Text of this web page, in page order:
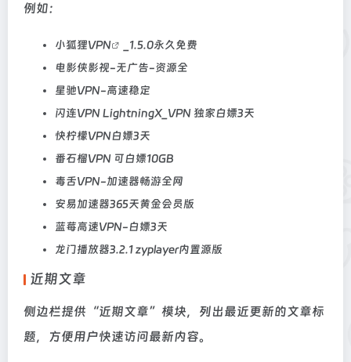
例如：
小狐狸VPN
_1.5.0永久免费
电影侠影视-无广告-资源全
星驰VPN-高速稳定
闪连VPN LightningX_VPN 独家白嫖3天
快柠檬VPN白嫖3天
番石榴VPN 可白嫖10GB
毒舌VPN-加速器畅游全网
安易加速器365天黄金会员版
蓝莓高速VPN-白嫖3天
龙门播放器3.2.1 zyplayer内置源版
近期文章
侧边栏提供“近期文章”模块，列出最近更新的文章标
题，方便用户快速访问最新内容。